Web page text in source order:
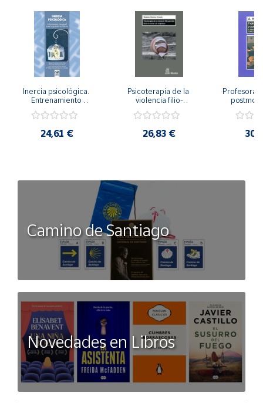
Inercia psicológica.
Entrenamiento
Igualdad de Género.
24,61 €
Psicoterapia de la
violencia filio-
secreto y la
26,83 €
Camino de Santiago
Novedades en Libros